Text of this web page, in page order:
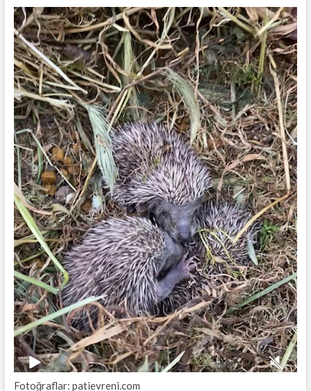
Fotoğraflar: patievreni.com